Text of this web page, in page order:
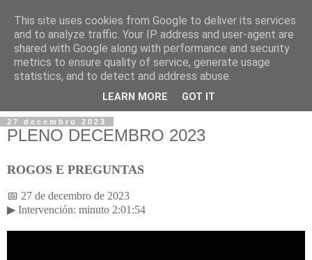
27 decembro 2023
PLENO DECEMBRO 2023
ROGOS E PREGUNTAS
📅 27 de decembro de 2023
▶ Intervención: minuto 2:01:54
This site uses cookies from Google to deliver its services
and to analyze traffic. Your IP address and user-agent are
shared with Google along with performance and security
metrics to ensure quality of service, generate usage
statistics, and to detect and address abuse.
LEARN MORE GOT IT